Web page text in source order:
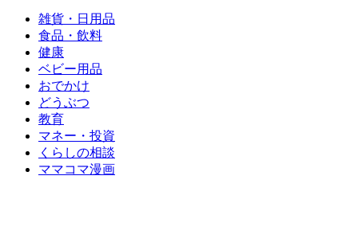
雑貨・日用品
食品・飲料
健康
ベビー用品
おでかけ
どうぶつ
教育
マネー・投資
くらしの相談
ママコマ漫画